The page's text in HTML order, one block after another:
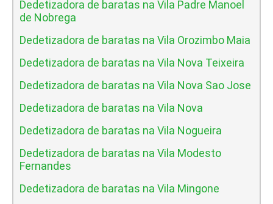
Dedetizadora de baratas na Vila Padre Manoel
de Nobrega
Dedetizadora de baratas na Vila Orozimbo Maia
Dedetizadora de baratas na Vila Nova Teixeira
Dedetizadora de baratas na Vila Nova Sao Jose
Dedetizadora de baratas na Vila Nova
Dedetizadora de baratas na Vila Nogueira
Dedetizadora de baratas na Vila Modesto
Fernandes
Dedetizadora de baratas na Vila Mingone